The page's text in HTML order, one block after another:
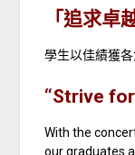
「追求卓
學生以佳績獲
“Strive
With the
our graduates